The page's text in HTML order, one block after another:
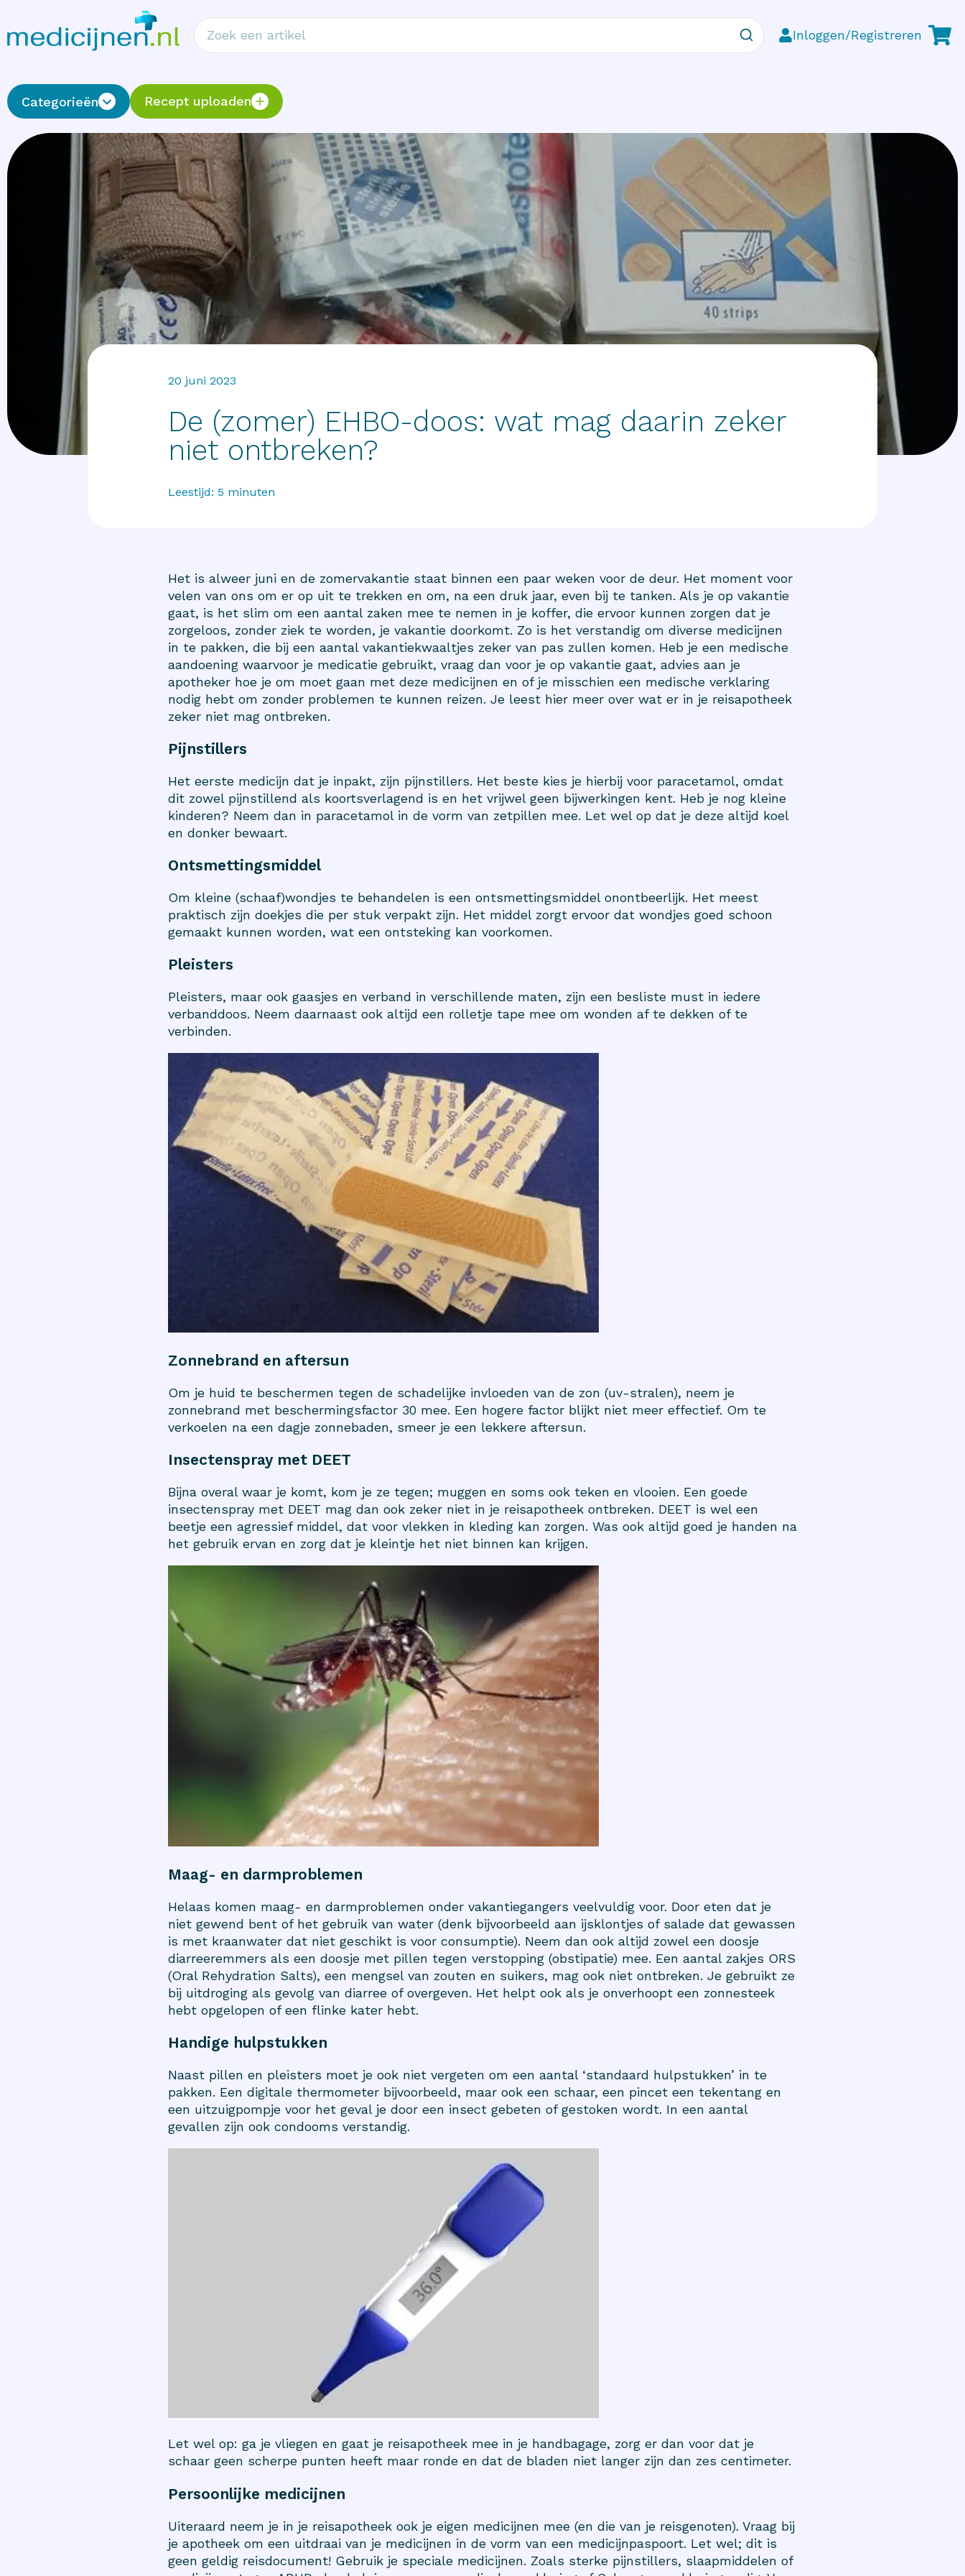
Inloggen/Registreren
Categorieën Recept uploaden
20 juni 2023
De (zomer) EHBO-doos: wat mag daarin zeker
niet ontbreken?
Leestijd: 5 minuten
Het is alweer juni en de zomervakantie staat binnen een paar weken voor de deur. Het moment voor
velen van ons om er op uit te trekken en om, na een druk jaar, even bij te tanken. Als je op vakantie
gaat, is het slim om een aantal zaken mee te nemen in je koffer, die ervoor kunnen zorgen dat je
zorgeloos, zonder ziek te worden, je vakantie doorkomt. Zo is het verstandig om diverse medicijnen
in te pakken, die bij een aantal vakantiekwaaltjes zeker van pas zullen komen. Heb je een medische
aandoening waarvoor je medicatie gebruikt, vraag dan voor je op vakantie gaat, advies aan je
apotheker hoe je om moet gaan met deze medicijnen en of je misschien een medische verklaring
nodig hebt om zonder problemen te kunnen reizen. Je leest hier meer over wat er in je reisapotheek
zeker niet mag ontbreken.
Pijnstillers
Het eerste medicijn dat je inpakt, zijn pijnstillers. Het beste kies je hierbij voor paracetamol, omdat
dit zowel pijnstillend als koortsverlagend is en het vrijwel geen bijwerkingen kent. Heb je nog kleine
kinderen? Neem dan in paracetamol in de vorm van zetpillen mee. Let wel op dat je deze altijd koel
en donker bewaart.
Ontsmettingsmiddel
Om kleine (schaaf)wondjes te behandelen is een ontsmettingsmiddel onontbeerlijk. Het meest
praktisch zijn doekjes die per stuk verpakt zijn. Het middel zorgt ervoor dat wondjes goed schoon
gemaakt kunnen worden, wat een ontsteking kan voorkomen.
Pleisters
Pleisters, maar ook gaasjes en verband in verschillende maten, zijn een besliste must in iedere
verbanddoos. Neem daarnaast ook altijd een rolletje tape mee om wonden af te dekken of te
verbinden.
Zonnebrand en aftersun
Om je huid te beschermen tegen de schadelijke invloeden van de zon (uv-stralen), neem je
zonnebrand met beschermingsfactor 30 mee. Een hogere factor blijkt niet meer effectief. Om te
verkoelen na een dagje zonnebaden, smeer je een lekkere aftersun.
Insectenspray met DEET
Bijna overal waar je komt, kom je ze tegen; muggen en soms ook teken en vlooien. Een goede
insectenspray met DEET mag dan ook zeker niet in je reisapotheek ontbreken. DEET is wel een
beetje een agressief middel, dat voor vlekken in kleding kan zorgen. Was ook altijd goed je handen na
het gebruik ervan en zorg dat je kleintje het niet binnen kan krijgen.
Maag- en darmproblemen
Helaas komen maag- en darmproblemen onder vakantiegangers veelvuldig voor. Door eten dat je
niet gewend bent of het gebruik van water (denk bijvoorbeeld aan ijsklontjes of salade dat gewassen
is met kraanwater dat niet geschikt is voor consumptie). Neem dan ook altijd zowel een doosje
diarreeremmers als een doosje met pillen tegen verstopping (obstipatie) mee. Een aantal zakjes ORS
(Oral Rehydration Salts), een mengsel van zouten en suikers, mag ook niet ontbreken. Je gebruikt ze
bij uitdroging als gevolg van diarree of overgeven. Het helpt ook als je onverhoopt een zonnesteek
hebt opgelopen of een flinke kater hebt.
Handige hulpstukken
Naast pillen en pleisters moet je ook niet vergeten om een aantal ‘standaard hulpstukken’ in te
pakken. Een digitale thermometer bijvoorbeeld, maar ook een schaar, een pincet een tekentang en
een uitzuigpompje voor het geval je door een insect gebeten of gestoken wordt. In een aantal
gevallen zijn ook condooms verstandig.
Let wel op: ga je vliegen en gaat je reisapotheek mee in je handbagage, zorg er dan voor dat je
schaar geen scherpe punten heeft maar ronde en dat de bladen niet langer zijn dan zes centimeter.
Persoonlijke medicijnen
Uiteraard neem je in je reisapotheek ook je eigen medicijnen mee (en die van je reisgenoten). Vraag bij
je apotheek om een uitdraai van je medicijnen in de vorm van een medicijnpaspoort. Let wel; dit is
geen geldig reisdocument! Gebruik je speciale medicijnen. Zoals sterke pijnstillers, slaapmiddelen of